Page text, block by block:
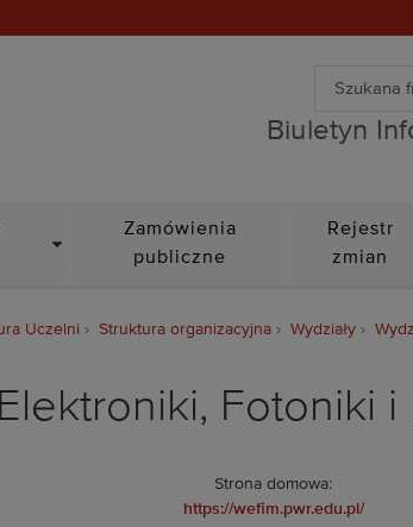
Informacji
Biuletyn
Zamówienia
publiczne
Rejestr
zmian
Uczelni Struktura organizacyjna Wydziały
Fotoniki
Strona domowa:
https://wefim.pwr.edu.pl/